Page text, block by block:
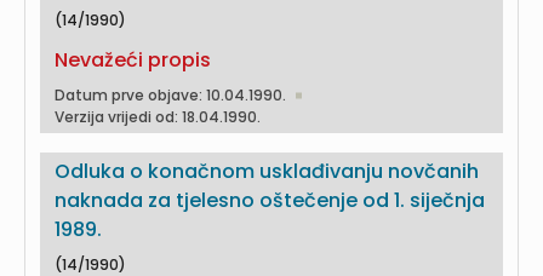
(14/1990)
Nevažeći propis
Datum prve objave: 10.04.1990.
Verzija vrijedi od: 18.04.1990.
Odluka o konačnom usklađivanju novčanih
naknada za tjelesno oštečenje od 1. siječnja
1989.
(14/1990)